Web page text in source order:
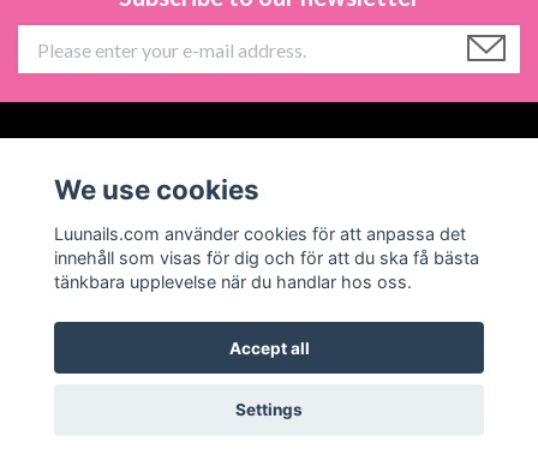
Social Media
© 2026 LuunailsPowered by Quickbutik
We use cookies
Luunails.com använder cookies för att anpassa det
innehåll som visas för dig och för att du ska få bästa
tänkbara upplevelse när du handlar hos oss.
Accept all
Settings